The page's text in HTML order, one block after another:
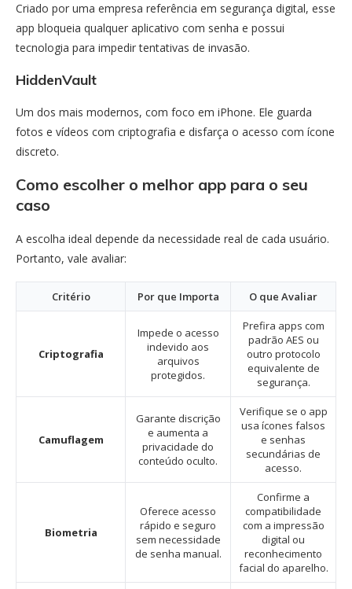
Criado por uma empresa referência em segurança digital, esse
app bloqueia qualquer aplicativo com senha e possui
tecnologia para impedir tentativas de invasão.
HiddenVault
Um dos mais modernos, com foco em iPhone. Ele guarda
fotos e vídeos com criptografia e disfarça o acesso com ícone
discreto.
Como escolher o melhor app para o seu
caso
A escolha ideal depende da necessidade real de cada usuário.
Portanto, vale avaliar:
Critério Por que Importa O que Avaliar
Criptografia
Impede o acesso
indevido aos
arquivos
protegidos.
Prefira apps com
padrão AES ou
outro protocolo
equivalente de
segurança.
Camuflagem
Garante discrição
e aumenta a
privacidade do
conteúdo oculto.
Verifique se o app
usa ícones falsos
e senhas
secundárias de
acesso.
Biometria
Oferece acesso
rápido e seguro
sem necessidade
de senha manual.
Confirme a
compatibilidade
com a impressão
digital ou
reconhecimento
facial do aparelho.